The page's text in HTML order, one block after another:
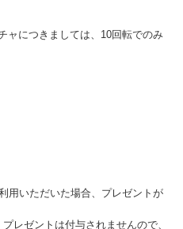
うち、「変わった銅貨」の当選
チャにつきましては、10回転での